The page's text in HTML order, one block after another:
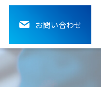
お問い合わせ